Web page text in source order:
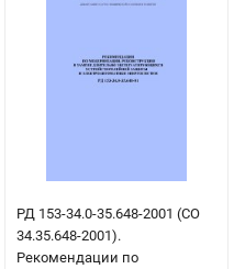
РД 153-34.0-35.648-2001 (СО
34.35.648-2001).
Рекомендации по